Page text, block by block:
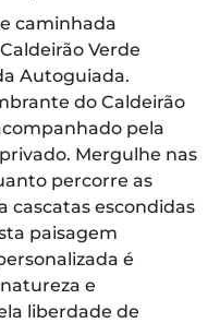
caminhada
Verde
Autoguiada.
do Caldeirão
pela
Mergulhe nas
percorre as
cascatas escondidas
paisagem
é
e
liberdade de